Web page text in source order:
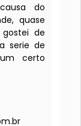
do
quase
de
serie de
certo